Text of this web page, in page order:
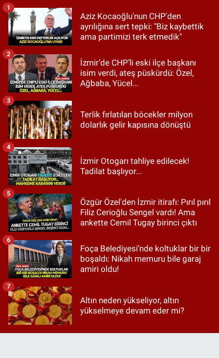
Aziz Kocaoğlu'nun CHP'den
ayrılığına sert tepki: "Biz kaybettik
ama partimizi terk etmedik"
1
İzmir’de CHP’li eski ilçe başkanı
isim verdi, ateş püskürdü: Özel,
Ağbaba, Yücel…
2
Terlik fırlatılan böcekler milyon
dolarlık gelir kapısına dönüştü
3
İzmir Otogarı tahliye edilecek!
Tadilat başlıyor...
4
Özgür Özel'den İzmir itirafı: Pırıl pırıl
Filiz Cerioğlu Sengel vardı! Ama
ankette Cemil Tugay birinci çıktı
5
Foça Belediyesi’nde koltuklar bir bir
boşaldı: Nikah memuru bile garaj
amiri oldu!
6
Altın neden yükseliyor, altın
yükselmeye devam eder mi?
7